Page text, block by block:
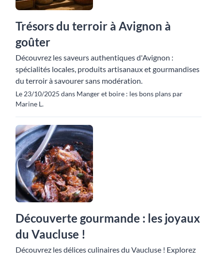
Trésors du terroir à Avignon à
goûter
Découvrez les saveurs authentiques d'Avignon :
spécialités locales, produits artisanaux et gourmandises
du terroir à savourer sans modération.
Le 23/10/2025 dans Manger et boire : les bons plans par
Marine L.
Découverte gourmande : les joyaux
du Vaucluse !
Découvrez les délices culinaires du Vaucluse ! Explorez